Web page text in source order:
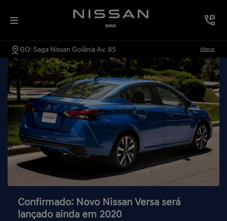
GO: Saga Nissan Goiânia Av. 85 Alterar
Confirmado: Novo Nissan Versa será
lançado ainda em 2020